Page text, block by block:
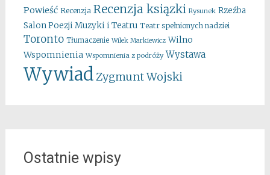
Powieść Recenzja Recenzja ksiązki Rysunek Rzeźba
Salon Poezji Muzyki i Teatru Teatr spełnionych nadziei
Toronto Tłumaczenie Wilek Markiewicz Wilno
Wspomnienia Wspomnienia z podróży Wystawa
WywiadZygmunt Wojski
Ostatnie wpisy